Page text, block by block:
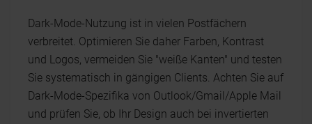
Dark-Mode-Nutzung ist in vielen Postfächern
verbreitet. Optimieren Sie daher Farben, Kontrast
und Logos, vermeiden Sie "weiße Kanten" und testen
Sie systematisch in gängigen Clients. Achten Sie auf
Dark-Mode-Spezifika von Outlook/Gmail/Apple Mail
und prüfen Sie, ob Ihr Design auch bei invertierten